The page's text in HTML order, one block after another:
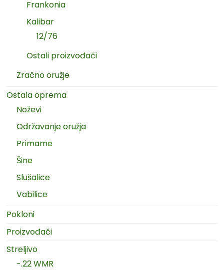
Frankonia
Kalibar
12/76
Ostali proizvođači
Zračno oružje
Ostala oprema
Noževi
Održavanje oružja
Primame
Šine
Slušalice
Vabilice
Pokloni
Proizvođači
Streljivo
-.22 WMR